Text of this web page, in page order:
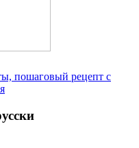
пошаговый рецепт с